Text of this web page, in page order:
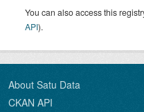
You can also access this
API).
About Satu Data
CKAN API